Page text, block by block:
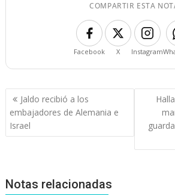
COMPARTIR ESTA
Facebook X Instagram
Navegación
de
entradas
Jaldo recibió a los
embajadores de Alemania e
Israel
Notas relacionadas